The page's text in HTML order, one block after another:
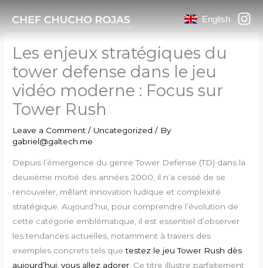
English
Les enjeux stratégiques du
tower defense dans le jeu
vidéo moderne : Focus sur
Tower Rush
Leave a Comment / Uncategorized / By
gabriel@galtech.me
Depuis l’émergence du genre Tower Defense (TD) dans la
deuxième moitié des années 2000, il n’a cessé de se
renouveler, mêlant innovation ludique et complexité
stratégique. Aujourd’hui, pour comprendre l’évolution de
cette catégorie emblématique, il est essentiel d’observer
les tendances actuelles, notamment à travers des
exemples concrets tels quetestez le jeu Tower Rush dès
aujourd’hui, vous allez adorer . Ce titre illustre parfaitement